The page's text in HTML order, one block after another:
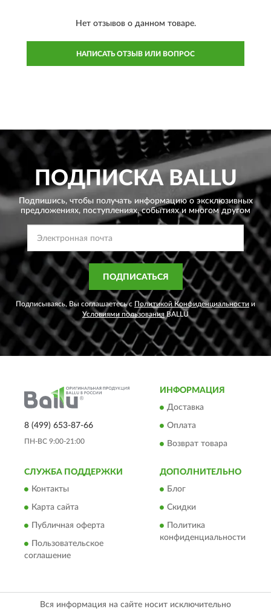
Нет отзывов о данном товаре.
НАПИСАТЬ ОТЗЫВ ИЛИ ВОПРОС
ПОДПИСКАBALLU
Подпишись, чтобы получать информацию о эксклюзивных
предложениях, поступлениях, событиях и многом другом
ПОДПИСАТЬСЯ
Подписываясь, Вы соглашаетесь с Политикой Конфиденциальности и
Условиями пользованияBALLU
8 (499) 653-87-66
ПН-ВС 9:00-21:00
ИНФОРМАЦИЯ
Доставка
Оплата
Возврат товара
СЛУЖБА ПОДДЕРЖКИ
Контакты
Карта сайта
Публичная оферта
Пользовательское
соглашение
ДОПОЛНИТЕЛЬНО
Блог
Скидки
Политика
конфиденциальности
Вся информация на сайте носит исключительно